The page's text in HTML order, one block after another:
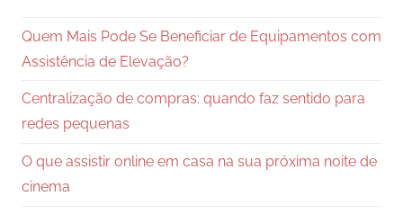
Quem Mais Pode Se Beneficiar de Equipamentos com
Assistência de Elevação?
Centralização de compras: quando faz sentido para
redes pequenas
O que assistir online em casa na sua próxima noite de
cinema